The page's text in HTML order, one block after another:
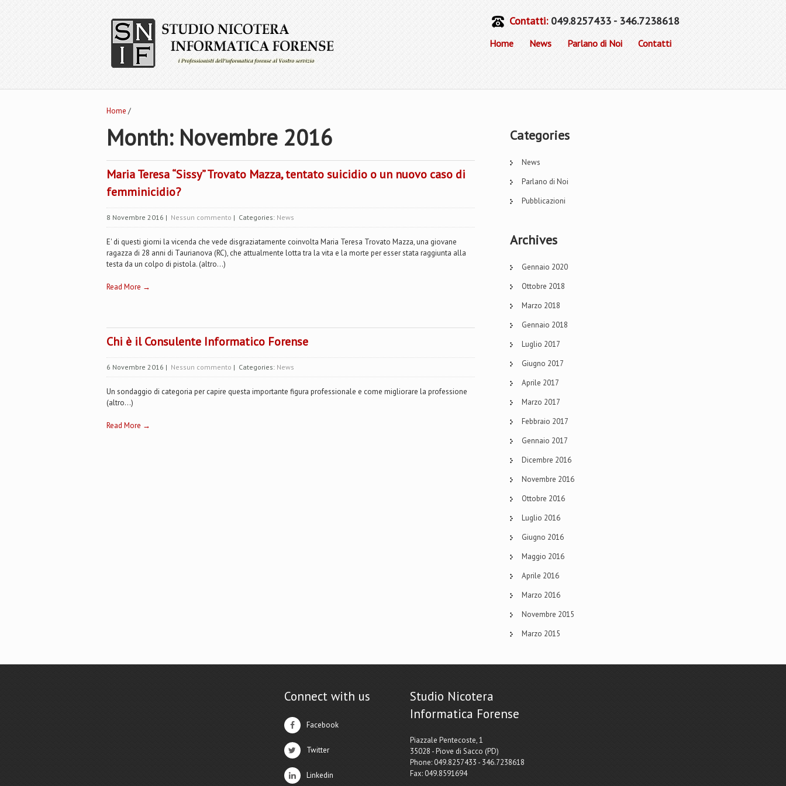
Contatti:049.8257433 - 346.7238618
Home News Parlano di Noi Contatti
Home /
Month: Novembre 2016
Maria Teresa “Sissy” Trovato Mazza, tentato suicidio o un nuovo caso di
femminicidio?
8 Novembre 2016 | Nessun commento | Categories: News
E' di questi giorni la vicenda che vede disgraziatamente coinvolta Maria Teresa Trovato Mazza, una giovane
ragazza di 28 anni di Taurianova (RC), che attualmente lotta tra la vita e la morte per esser stata raggiunta alla
testa da un colpo di pistola. (altro…)
Read More →
Chi è il Consulente Informatico Forense
6 Novembre 2016 | Nessun commento | Categories: News
Un sondaggio di categoria per capire questa importante figura professionale e come migliorare la professione
(altro…)
Read More →
Categories
News
Parlano di Noi
Pubblicazioni
Archives
Gennaio 2020
Ottobre 2018
Marzo 2018
Gennaio 2018
Luglio 2017
Giugno 2017
Aprile 2017
Marzo 2017
Febbraio 2017
Gennaio 2017
Dicembre 2016
Novembre 2016
Ottobre 2016
Luglio 2016
Giugno 2016
Maggio 2016
Aprile 2016
Marzo 2016
Novembre 2015
Marzo 2015
Connect with us
Facebook
Twitter
Linkedin
Studio Nicotera
Informatica Forense
Piazzale Pentecoste, 1
35028 - Piove di Sacco (PD)
Phone: 049.8257433 - 346.7238618
Fax: 049.8591694